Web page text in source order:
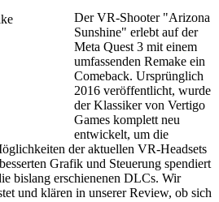
Der VR-Shooter "Arizona
Sunshine" erlebt auf der
Meta Quest 3 mit einem
umfassenden Remake ein
Comeback. Ursprünglich
2016 veröffentlicht, wurde
der Klassiker von Vertigo
Games komplett neu
entwickelt, um die
der aktuellen VR-Headsets
Grafik und Steuerung spendiert
bislang erschienenen DLCs. Wir
und klären in unserer Review, ob sich